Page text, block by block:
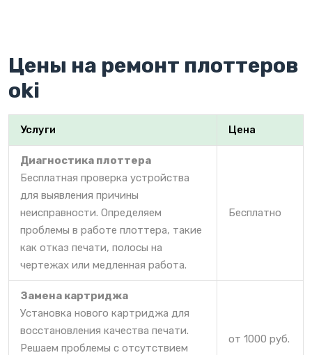
Цены на ремонт плоттеров
oki
Услуги Цена
Диагностика плоттера
Бесплатная проверка устройства
для выявления причины
неисправности. Определяем
проблемы в работе плоттера, такие
как отказ печати, полосы на
чертежах или медленная работа.
Бесплатно
Замена картриджа
Установка нового картриджа для
восстановления качества печати.
Решаем проблемы с отсутствием
от 1000 руб.